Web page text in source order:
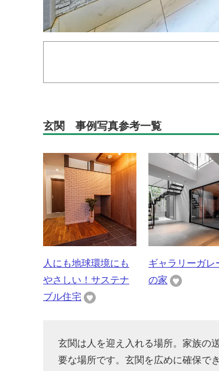
玄関 事例写真参考一覧
人にも地球環境にも
やさしい！サステナ
ブル住宅
ギャラリーガレ
の家
玄関は人を迎え入れる場所。家族の
要な場所です。玄関を広めに確保で